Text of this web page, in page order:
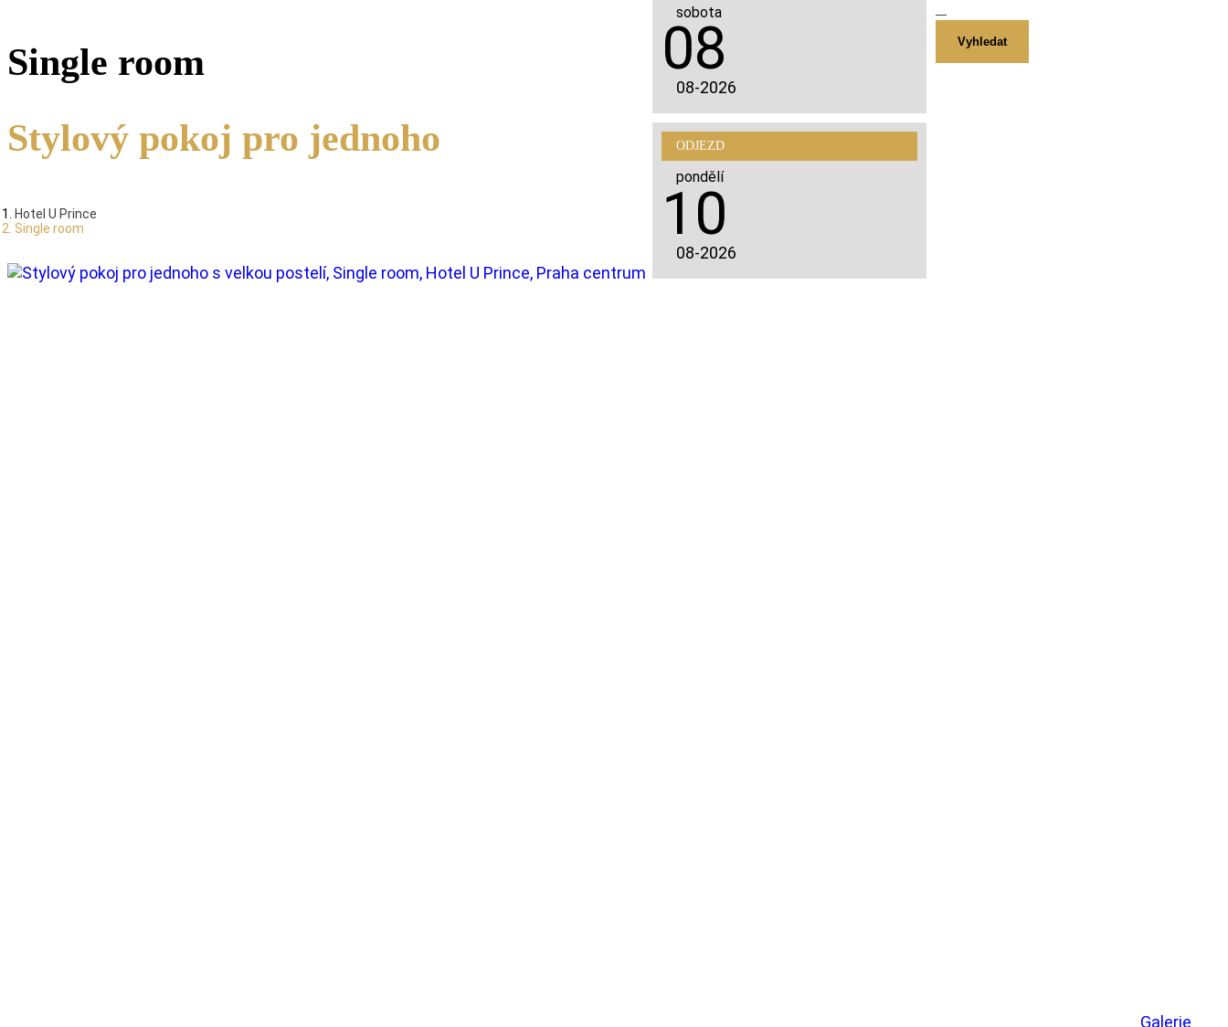
sobota
08
08-2026
ODJEZD
pondělí
10
08-2026
Vyhledat
Single room
Stylový pokoj pro jednoho
Hotel U Prince
Single room
Galerie